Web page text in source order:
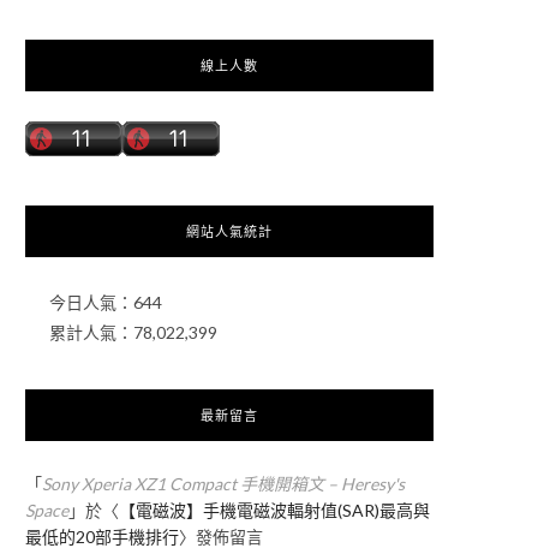
線上人數
網站人氣統計
今日人氣： 644
累計人氣： 78,022,399
最新留言
「Sony Xperia XZ1 Compact 手機開箱文 – Heresy's
Space」於〈 【電磁波】手機電磁波輻射值(SAR)最高與
最低的20部手機排行〉發佈留言